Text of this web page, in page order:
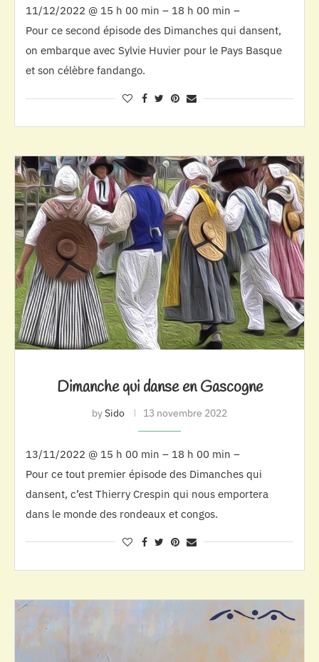
11/12/2022 @ 15 h 00 min – 18 h 00 min –
Pour ce second épisode des Dimanches qui dansent,
on embarque avec Sylvie Huvier pour le Pays Basque
et son célèbre fandango.
Dimanche qui danse en Gascogne
bySido 13 novembre 2022
13/11/2022 @ 15 h 00 min – 18 h 00 min –
Pour ce tout premier épisode des Dimanches qui
dansent, c’est Thierry Crespin qui nous emportera
dans le monde des rondeaux et congos.